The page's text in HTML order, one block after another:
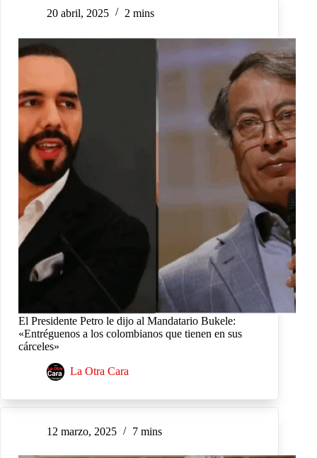
20 abril, 2025 2 mins
El Presidente Petro le dijo al Mandatario Bukele:
«Entréguenos a los colombianos que tienen en sus
cárceles»
La Otra Cara
12 marzo, 2025 7 mins